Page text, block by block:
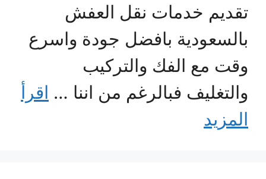
تقديم خدمات نقل العفش
بالسعودية بافضل جودة واسرع
وقت مع الفك والتركيب
والتغليف فبالرغم من اننا … اقرأ
المزيد